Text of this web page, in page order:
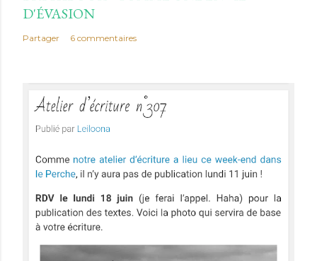
D'ÉVASION
Partager 6 commentaires